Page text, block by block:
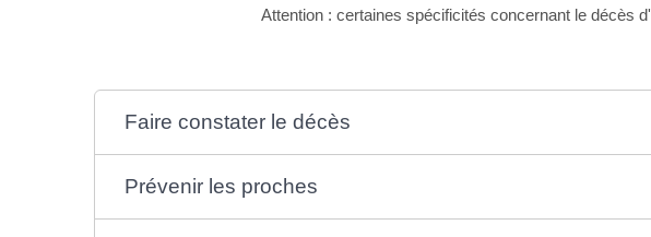
Attention : certaines spécificités concernant le décès
Faire constater le décès
Prévenir les proches